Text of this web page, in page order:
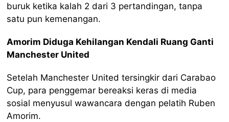
buruk ketika kalah 2 dari 3 pertandingan, tanpa
satu pun kemenangan.
Amorim Diduga Kehilangan Kendali Ruang Ganti
Manchester United
Setelah Manchester United tersingkir dari Carabao
Cup, para penggemar bereaksi keras di media
sosial menyusul wawancara dengan pelatih Ruben
Amorim.